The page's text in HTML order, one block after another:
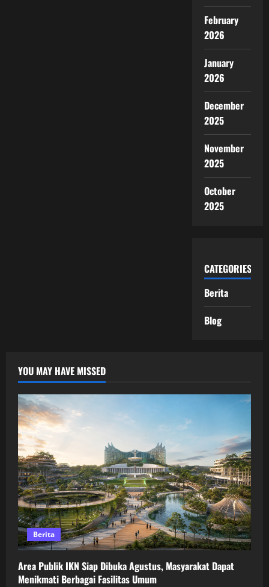
February
2026
January
2026
December
2025
November
2025
October
2025
CATEGORIES
Berita
Blog
YOU MAY HAVE MISSED
Berita
Area Publik IKN Siap Dibuka Agustus, Masyarakat Dapat
Menikmati Berbagai Fasilitas Umum